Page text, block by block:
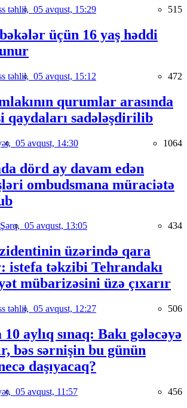
təhlil, 05 avqust, 15:29 515
üçün 16 yaş həddi
təhlil, 05 avqust, 15:12 472
qurumlar arasında
qaydaları sadələşdirilib
05 avqust, 14:30 1064
dörd ay davam edən
ombudsmana müraciətə
05 avqust, 13:05 434
üzərində qara
istefa təkzibi Tehrandakı
mübarizəsini üzə çıxarır
təhlil, 05 avqust, 12:27 506
aylıq sınaq: Bakı gələcəyə
bəs sərnişin bu günün
daşıyacaq?
05 avqust, 11:57 456